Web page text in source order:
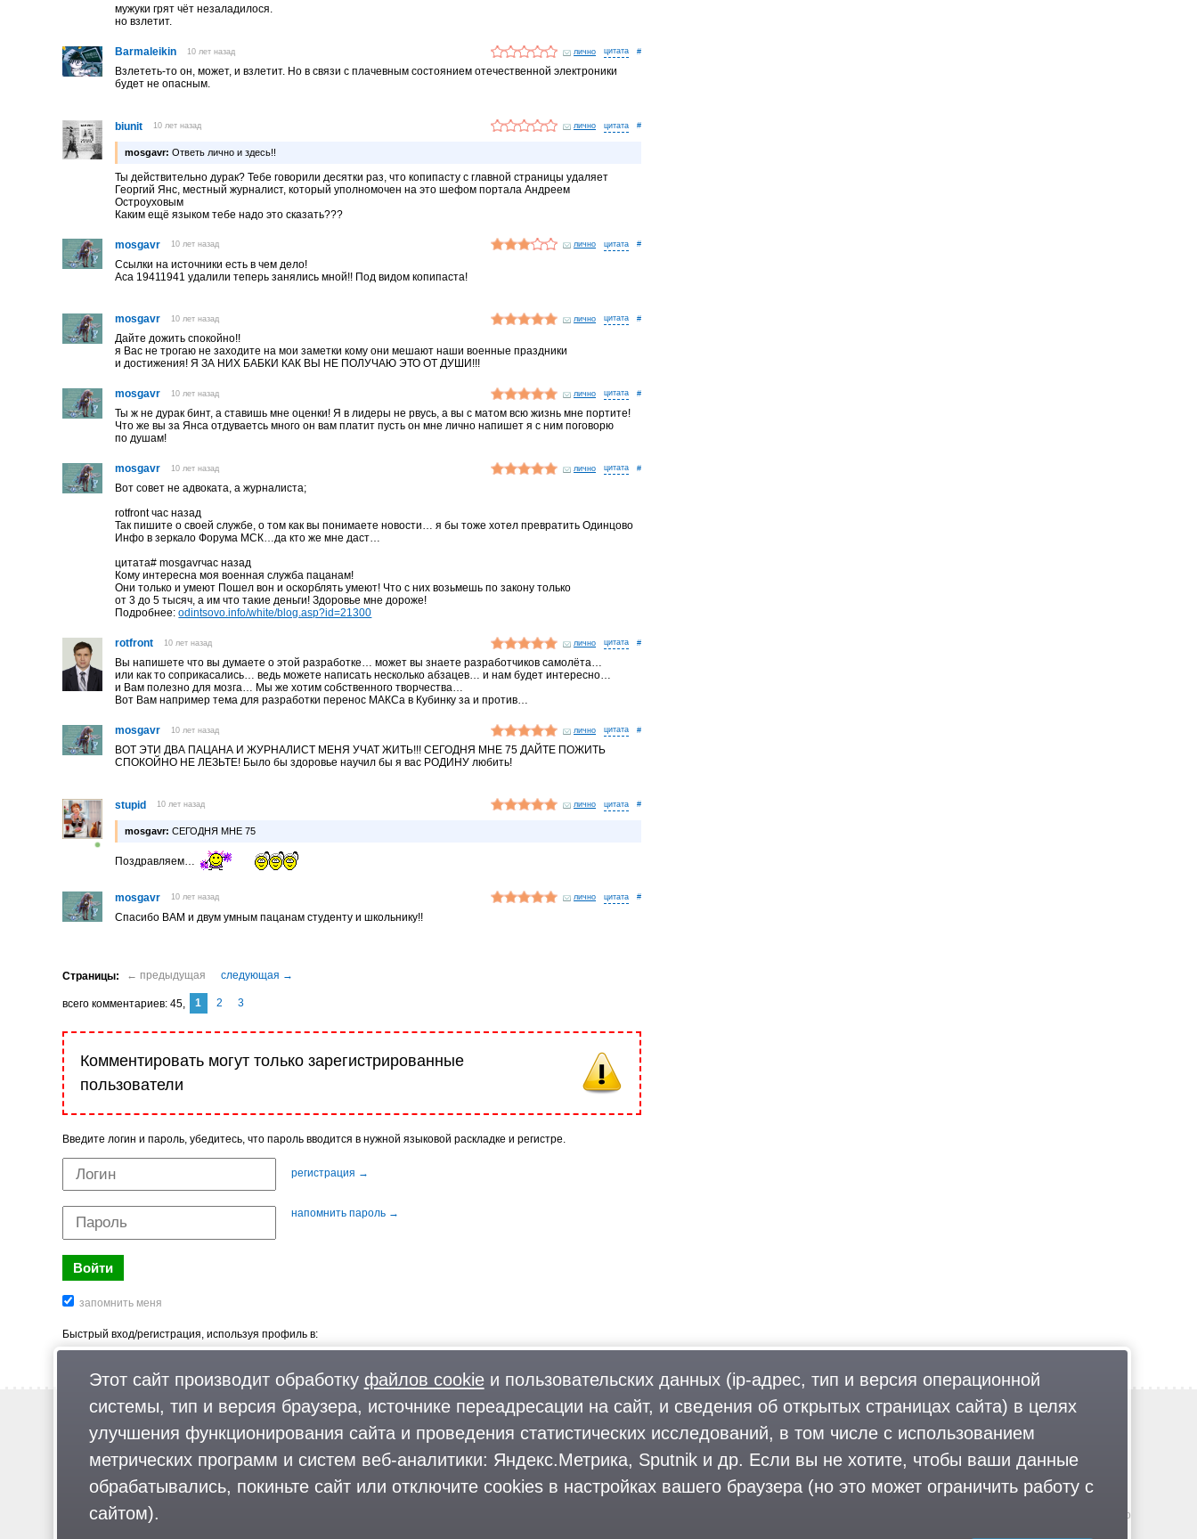
мужуки грят чёт незаладилося.
но взлетит.
Barmaleikin 10 лет назад лично #
Взлететь-то он, может, и взлетит. Но в связи с плачевным состоянием отечественной электроники
будет не опасным.
biunit 10 лет назад лично #
mosgavr: Ответь лично и здесь!!
Ты действительно дурак? Тебе говорили десятки раз, что копипасту с главной страницы удаляет
Георгий Янс, местный журналист, который уполномочен на это шефом портала Андреем
Остроуховым
Каким ещё языком тебе надо это сказать???
mosgavr 10 лет назад лично #
Ссылки на источники есть в чем дело!
Аса 19411941 удалили теперь занялись мной!! Под видом копипаста!
mosgavr 10 лет назад лично #
Дайте дожить спокойно!!
я Вас не трогаю не заходите на мои заметки кому они мешают наши военные праздники
и достижения! Я ЗА НИХ БАБКИ КАК ВЫ НЕ ПОЛУЧАЮ ЭТО ОТ ДУШИ!!!
mosgavr 10 лет назад лично #
Ты ж не дурак бинт, а ставишь мне оценки! Я в лидеры не рвусь, а вы с матом всю жизнь мне портите!
Что же вы за Янса отдуваетсь много он вам платит пусть он мне лично напишет я с ним поговорю
по душам!
mosgavr 10 лет назад лично #
Вот совет не адвоката, а журналиста;
rotfront час назад
Так пишите о своей службе, о том как вы понимаете новости… я бы тоже хотел превратить Одинцово
Инфо в зеркало Форума МСК…да кто же мне даст…
цитата# mosgavrчас назад
Кому интересна моя военная служба пацанам!
Они только и умеют Пошел вон и оскорблять умеют! Что с них возьмешь по закону только
от 3 до 5 тысяч, а им что такие деньги! Здоровье мне дороже!
Подробнее:odintsovo.info/white/blog.asp?id=21300
rotfront 10 лет назад лично #
Вы напишете что вы думаете о этой разработке… может вы знаете разработчиков самолёта…
или как то соприкасались… ведь можете написать несколько абзацев… и нам будет интересно…
и Вам полезно для мозга… Мы же хотим собственного творчества…
Вот Вам например тема для разработки перенос МАКСа в Кубинку за и против…
mosgavr 10 лет назад лично #
ВОТ ЭТИ ДВА ПАЦАНА И ЖУРНАЛИСТ МЕНЯ УЧАТ ЖИТЬ!!! СЕГОДНЯ МНЕ 75 ДАЙТЕ ПОЖИТЬ
СПОКОЙНО НЕ ЛЕЗЬТЕ! Было бы здоровье научил бы я вас РОДИНУ любить!
stupid 10 лет назад лично #
mosgavr: СЕГОДНЯ МНЕ 75
Поздравляем…
mosgavr 10 лет назад лично #
Спасибо ВАМ и двум умным пацанам студенту и школьнику!!
комментариев 45 1 2 3
Комментировать могут только зарегистрированные
пользователи
Введите логин и пароль, убедитесь, что пароль вводится в нужной языковой раскладке и регистре.
регистрация →
напомнить пароль →
Быстрый вход/регистрация, используя профиль в:
Новости
Предложи новость
Реклама
Фото
Форум
Блоги
Комментарии
О городском округе
Поиск и предложение работы
Предприятия и организации
Обратная связь
Политика обработки персональных данных
Соглашение об использовании
сделано в Одинцово
Этот сайт производит обработку файлов cookieи пользовательских данных (ip-адрес, тип и версия операционной
системы, тип и версия браузера, источнике переадресации на сайт, и сведения об открытых страницах сайта) в целях
улучшения функционирования сайта и проведения статистических исследований, в том числе с использованием
метрических программ и систем веб-аналитики: Яндекс.Метрика, Sputnik и др. Если вы не хотите, чтобы ваши данные
обрабатывались, покиньте сайт или отключите cookies в настройках вашего браузера (но это может ограничить работу с
сайтом).